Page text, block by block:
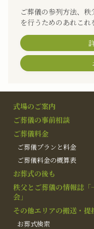
ご葬儀の参列方法、
を行うためのあれこれ
式場のご案内
ご葬儀の事前相談
ご葬儀料金
ご葬儀プランと料金
ご葬儀料金の概算表
お葬式の後も
秩父とご葬儀の情報誌「
会」
その他エリアの搬送・提
お葬式検索